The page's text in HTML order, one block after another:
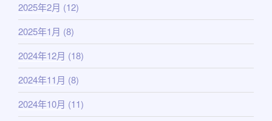
2025年2月 (12)
2025年1月 (8)
2024年12月 (18)
2024年11月 (8)
2024年10月 (11)